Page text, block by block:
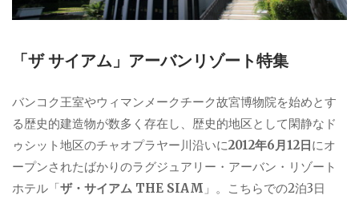
「ザ サイアム」アーバンリゾート特集
バンコク王室やウィマンメークチーク故宮博物院を始めとす
る歴史的建造物が数多く存在し、歴史的地区として閑静なド
ゥシット地区のチャオプラヤー川沿いに2012年6月12日にオ
ープンされたばかりのラグジュアリー・アーバン・リゾート
ホテル「ザ・サイアム THE SIAM 」。こちらでの2泊3日